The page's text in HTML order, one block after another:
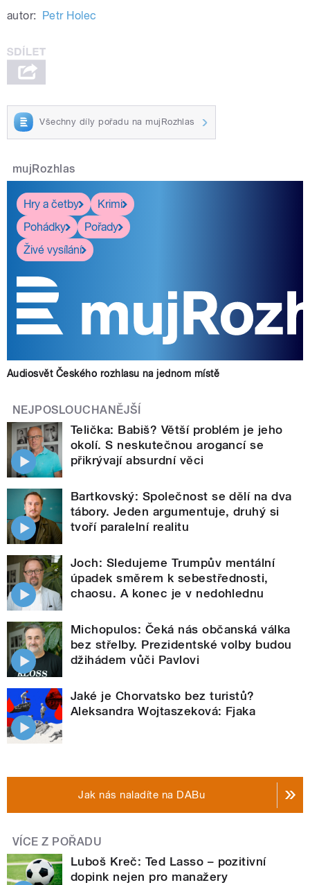
autor: Petr Holec
Všechny díly pořadu na mujRozhlas
mujRozhlas
Hry a četby
Krimi
Pohádky
Pořady
Živé vysílání
Audiosvět Českého rozhlasu na jednom místě
NEJPOSLOUCHANĚJŠÍ
Telička: Babiš? Větší problém je jeho
okolí. S neskutečnou arogancí se
přikrývají absurdní věci
Bartkovský: Společnost se dělí na dva
tábory. Jeden argumentuje, druhý si
tvoří paralelní realitu
Joch: Sledujeme Trumpův mentální
úpadek směrem k sebestřednosti,
chaosu. A konec je v nedohlednu
Michopulos: Čeká nás občanská válka
bez střelby. Prezidentské volby budou
džihádem vůči Pavlovi
Jaké je Chorvatsko bez turistů?
Aleksandra Wojtaszeková: Fjaka
Jak nás naladíte na DABu
VÍCE Z POŘADU
Luboš Kreč: Ted Lasso – pozitivní
dopink nejen pro manažery